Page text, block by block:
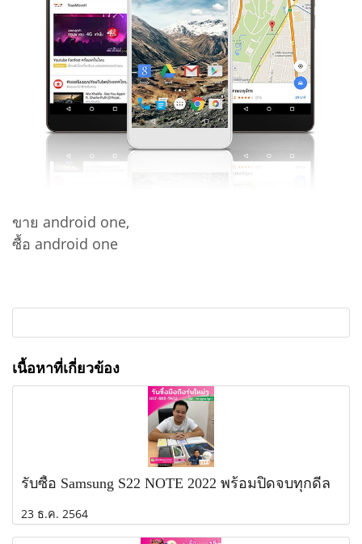
ขาย android one,
ซื้อ android one
เนื้อหาที่เกี่ยวข้อง
รับซื้อ Samsung S22 NOTE 2022 พร้อมปิดจบทุกดีล
23 ธ.ค. 2564